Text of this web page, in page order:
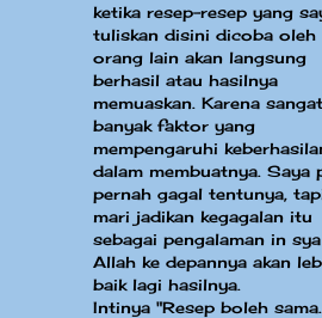
ketika resep-resep yang
tuliskan disini dicoba oleh
orang lain akan langsung
berhasil atau hasilnya
memuaskan. Karena sangat
banyak faktor yang
mempengaruhi
dalam membuatnya. Saya
pernah gagal tentunya,
mari jadikan kegagalan itu
sebagai pengalaman in sya
Allah ke depannya akan
baik lagi hasilnya.
Intinya "Resep boleh sama.